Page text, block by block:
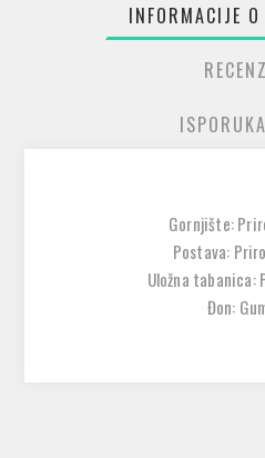
INFORMACIJE
Gornjište:
Postava:
Uložna tabanica:
Đon: